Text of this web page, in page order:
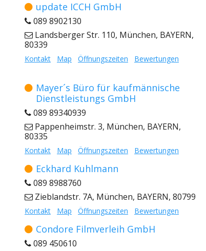
update ICCH GmbH
089 8902130
Landsberger Str. 110, München, BAYERN,
80339
Kontakt Map Öffnungszeiten Bewertungen
Mayer´s Büro für kaufmännische
Dienstleistungs GmbH
089 89340939
Pappenheimstr. 3, München, BAYERN,
80335
Kontakt Map Öffnungszeiten Bewertungen
Eckhard Kuhlmann
089 8988760
Zieblandstr. 7A, München, BAYERN, 80799
Kontakt Map Öffnungszeiten Bewertungen
Condore Filmverleih GmbH
089 450610